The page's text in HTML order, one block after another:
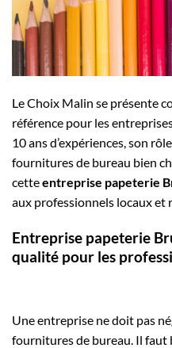
Le Choix Malin se présente
référence pour les
10 ans d’expériences, son
fournitures de bureau bien
cetteentreprise papeterie
aux professionnels locaux et
Entreprise papeterie
qualité pour les
Une entreprise ne doit pas
fournitures de bureau. Il faut